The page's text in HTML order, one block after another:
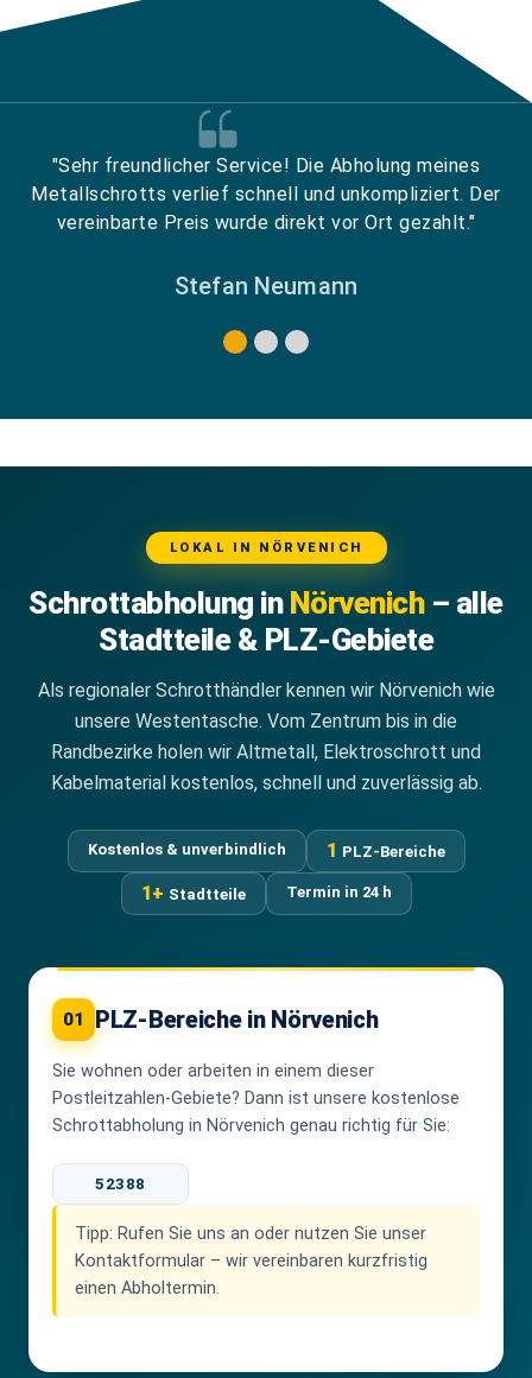
"Sehr freundlicher Service! Die Abholung meines
Metallschrotts verlief schnell und unkompliziert. Der
vereinbarte Preis wurde direkt vor Ort gezahlt."
Stefan Neumann
LOKAL IN NÖRVENICH
Schrottabholung in Nörvenich– alle
Stadtteile & PLZ-Gebiete
Als regionaler Schrotthändler kennen wir Nörvenich wie
unsere Westentasche. Vom Zentrum bis in die
Randbezirke holen wir Altmetall, Elektroschrott und
Kabelmaterial kostenlos, schnell und zuverlässig ab.
Kostenlos & unverbindlich 1 PLZ-Bereiche
1+ Stadtteile Termin in 24 h
01 PLZ-Bereiche in Nörvenich
Sie wohnen oder arbeiten in einem dieser
Postleitzahlen-Gebiete? Dann ist unsere kostenlose
Schrottabholung in Nörvenich genau richtig für Sie:
52388
Tipp: Rufen Sie uns an oder nutzen Sie unser
Kontaktformular – wir vereinbaren kurzfristig
einen Abholtermin.